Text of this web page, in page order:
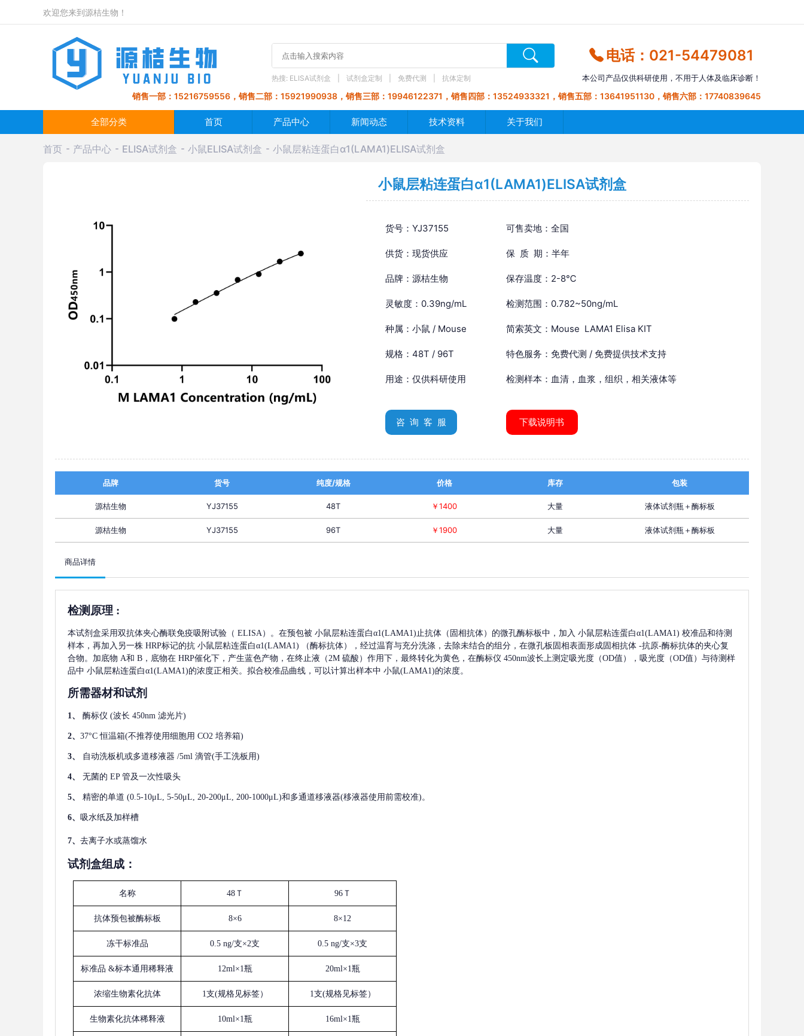
欢迎您来到源桔生物！
热搜: ELISA试剂盒 试剂盒定制 免费代测 抗体定制
电话：021-54479081
本公司产品仅供科研使用，不用于人体及临床诊断！
销售一部：15216759556，销售二部：15921990938，销售三部：19946122371，销售四部：13524933321，销售五部：13641951130，销售六部：17740839645
全部分类 首页 产品中心 新闻动态 技术资料 关于我们
首页 产品中心 ELISA试剂盒 小鼠ELISA试剂盒 小鼠层粘连蛋白α1(LAMA1)ELISA试剂盒
小鼠层粘连蛋白α1(LAMA1)ELISA试剂盒
货号：YJ37155 可售卖地：全国
供货：现货供应 保 质 期：半年
品牌：源桔生物 保存温度：2-8℃
灵敏度：0.39ng/mL 检测范围：0.782~50ng/mL
种属：小鼠 / Mouse 简索英文：Mouse LAMA1 Elisa KIT
规格：48T / 96T 特色服务：免费代测 / 免费提供技术支持
用途：仅供科研使用 检测样本：血清，血浆，组织，相关液体等
咨 询 客 服 下载说明书
品牌 货号 纯度/规格 价格 库存 包装
源桔生物 YJ37155 48T ￥1400 大量 液体试剂瓶＋酶标板
源桔生物 YJ37155 96T ￥1900 大量 液体试剂瓶＋酶标板
商品详情
检测原理 :
本试剂盒采用双抗体夹心酶联免疫吸附试验（ ELISA）。在预包被 小鼠层粘连蛋白α1(LAMA1)止抗体（固相抗体）的微孔酶标板中，加入 小鼠层粘连蛋白α1(LAMA1) 校准品和待测
样本，再加入另一株 HRP标记的抗 小鼠层粘连蛋白α1(LAMA1) （酶标抗体），经过温育与充分洗涤，去除未结合的组分，在微孔板固相表面形成固相抗体 -抗原-酶标抗体的夹心复
合物。加底物 A和 B，底物在 HRP催化下，产生蓝色产物，在终止液（2M 硫酸）作用下，最终转化为黄色，在酶标仪 450nm波长上测定吸光度（OD值），吸光度（OD值）与待测样
品中 小鼠层粘连蛋白α1(LAMA1)的浓度正相关。拟合校准品曲线，可以计算出样本中 小鼠(LAMA1)的浓度。
所需器材和试剂
1、 酶标仪 (波长 450nm 滤光片)
2、 37°C 恒温箱(不推荐使用细胞用 CO2 培养箱)
3、 自动洗板机或多道移液器 /5ml 滴管(手工洗板用)
4、 无菌的 EP 管及一次性吸头
5、 精密的单道 (0.5-10μL, 5-50μL, 20-200μL, 200-1000μL)和多通道移液器(移液器使用前需校准)。
6、 吸水纸及加样槽
7、 去离子水或蒸馏水
试剂盒组成：
名称 48Ｔ 96Ｔ
抗体预包被酶标板 8×6 8×12
冻干标准品 0.5 ng/支×2支 0.5 ng/支×3支
标准品 &标本通用稀释液 12ml×1瓶 20ml×1瓶
浓缩生物素化抗体 1支(规格见标签） 1支(规格见标签）
生物素化抗体稀释液 10ml×1瓶 16ml×1瓶